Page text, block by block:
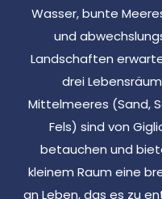
Wasser, bunte
und
Landschaften
drei
Mittelmeeres (Sand,
Fels) sind von
betauchen und
kleinem Raum eine
an Leben, das es zu